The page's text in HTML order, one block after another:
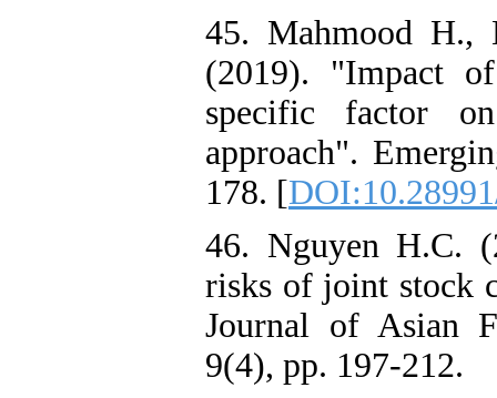
45. Mahmood
(2019). "Impact
specific factor
approach".
178. [
46. Nguyen H.C.
risks of joint stock
Journal of Asian
9(4), pp. 197-212.